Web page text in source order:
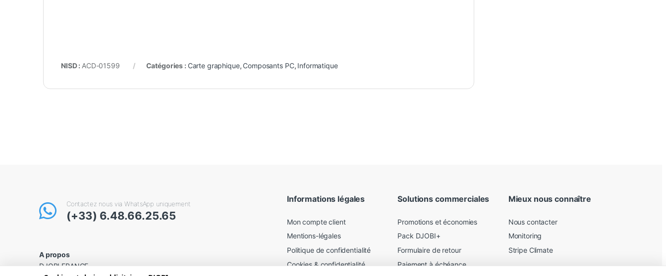
NISD : ACD-01599 Catégories : Carte graphique, Composants PC, Informatique
Contactez nous via WhatsApp uniquement
(+33) 6.48.66.25.65
A propos
DJOBI FRANCE
Informations légales
Mon compte client
Mentions-légales
Politique de confidentialité
Cookies & confidentialité
Solutions commerciales
Promotions et économies
Pack DJOBI+
Formulaire de retour
Paiement à échéance
Mieux nous connaître
Nous contacter
Monitoring
Stripe Climate